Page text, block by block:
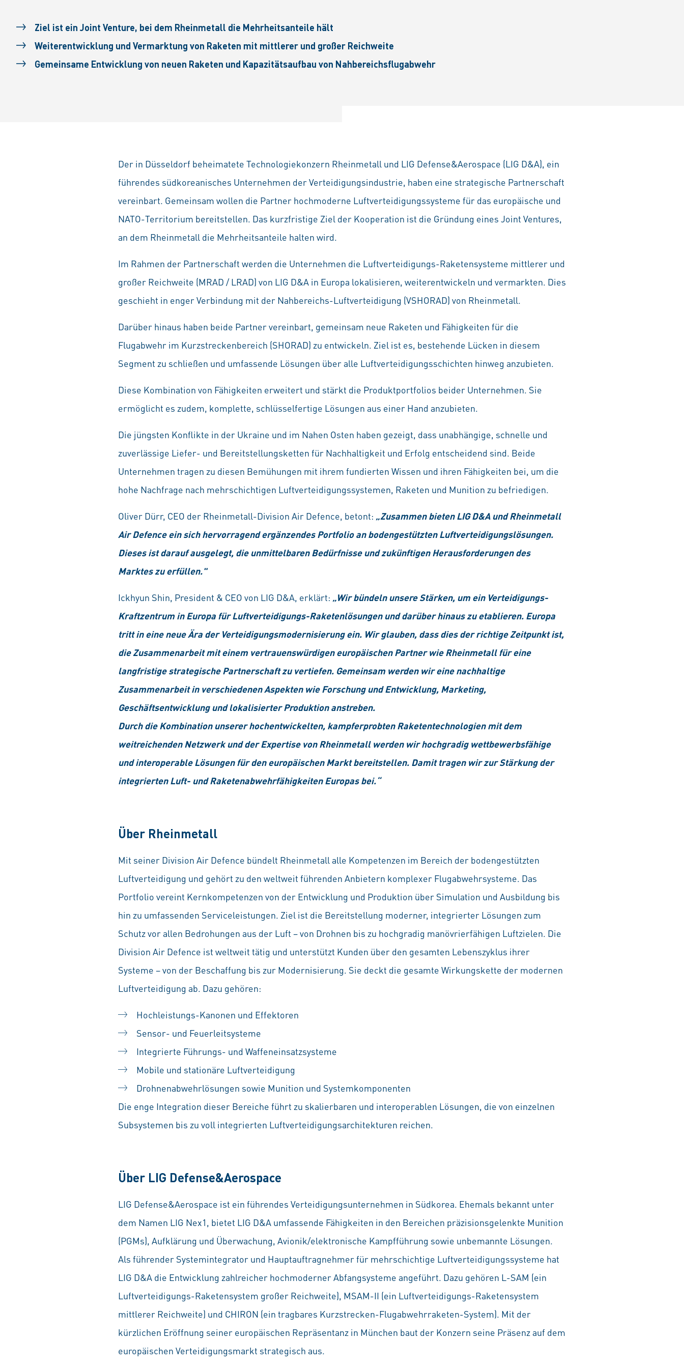
Ziel ist ein Joint Venture, bei dem Rheinmetall die Mehrheitsanteile hält
Weiterentwicklung und Vermarktung von Raketen mit mittlerer und großer Reichweite
Gemeinsame Entwicklung von neuen Raketen und Kapazitätsaufbau von Nahbereichsflugabwehr
Der in Düsseldorf beheimatete Technologiekonzern Rheinmetall und LIG Defense&Aerospace (LIG D&A), ein
führendes südkoreanisches Unternehmen der Verteidigungsindustrie, haben eine strategische Partnerschaft
vereinbart. Gemeinsam wollen die Partner hochmoderne Luftverteidigungssysteme für das europäische und
NATO-Territorium bereitstellen. Das kurzfristige Ziel der Kooperation ist die Gründung eines Joint Ventures,
an dem Rheinmetall die Mehrheitsanteile halten wird.
Im Rahmen der Partnerschaft werden die Unternehmen die Luftverteidigungs-Raketensysteme mittlerer und
großer Reichweite (MRAD / LRAD) von LIG D&A in Europa lokalisieren, weiterentwickeln und vermarkten. Dies
geschieht in enger Verbindung mit der Nahbereichs-Luftverteidigung (VSHORAD) von Rheinmetall.
Darüber hinaus haben beide Partner vereinbart, gemeinsam neue Raketen und Fähigkeiten für die
Flugabwehr im Kurzstreckenbereich (SHORAD) zu entwickeln. Ziel ist es, bestehende Lücken in diesem
Segment zu schließen und umfassende Lösungen über alle Luftverteidigungsschichten hinweg anzubieten.
Diese Kombination von Fähigkeiten erweitert und stärkt die Produktportfolios beider Unternehmen. Sie
ermöglicht es zudem, komplette, schlüsselfertige Lösungen aus einer Hand anzubieten.
Die jüngsten Konflikte in der Ukraine und im Nahen Osten haben gezeigt, dass unabhängige, schnelle und
zuverlässige Liefer- und Bereitstellungsketten für Nachhaltigkeit und Erfolg entscheidend sind. Beide
Unternehmen tragen zu diesen Bemühungen mit ihrem fundierten Wissen und ihren Fähigkeiten bei, um die
hohe Nachfrage nach mehrschichtigen Luftverteidigungssystemen, Raketen und Munition zu befriedigen.
Oliver Dürr, CEO der Rheinmetall-Division Air Defence, betont: „Zusammen bieten LIG D&A und Rheinmetall
Air Defence ein sich hervorragend ergänzendes Portfolio an bodengestützten Luftverteidigungslösungen.
Dieses ist darauf ausgelegt, die unmittelbaren Bedürfnisse und zukünftigen Herausforderungen des
Marktes zu erfüllen."
Ickhyun Shin, President & CEO von LIG D&A, erklärt: „Wir bündeln unsere Stärken, um ein Verteidigungs-
Kraftzentrum in Europa für Luftverteidigungs-Raketenlösungen und darüber hinaus zu etablieren. Europa
tritt in eine neue Ära der Verteidigungsmodernisierung ein. Wir glauben, dass dies der richtige Zeitpunkt ist,
die Zusammenarbeit mit einem vertrauenswürdigen europäischen Partner wie Rheinmetall für eine
langfristige strategische Partnerschaft zu vertiefen. Gemeinsam werden wir eine nachhaltige
Zusammenarbeit in verschiedenen Aspekten wie Forschung und Entwicklung, Marketing,
Geschäftsentwicklung und lokalisierter Produktion anstreben.
Durch die Kombination unserer hochentwickelten, kampferprobten Raketentechnologien mit dem
weitreichenden Netzwerk und der Expertise von Rheinmetall werden wir hochgradig wettbewerbsfähige
und interoperable Lösungen für den europäischen Markt bereitstellen. Damit tragen wir zur Stärkung der
integrierten Luft- und Raketenabwehrfähigkeiten Europas bei.“
Über Rheinmetall
Mit seiner Division Air Defence bündelt Rheinmetall alle Kompetenzen im Bereich der bodengestützten
Luftverteidigung und gehört zu den weltweit führenden Anbietern komplexer Flugabwehrsysteme. Das
Portfolio vereint Kernkompetenzen von der Entwicklung und Produktion über Simulation und Ausbildung bis
hin zu umfassenden Serviceleistungen. Ziel ist die Bereitstellung moderner, integrierter Lösungen zum
Schutz vor allen Bedrohungen aus der Luft – von Drohnen bis zu hochgradig manövrierfähigen Luftzielen. Die
Division Air Defence ist weltweit tätig und unterstützt Kunden über den gesamten Lebenszyklus ihrer
Systeme – von der Beschaffung bis zur Modernisierung. Sie deckt die gesamte Wirkungskette der modernen
Luftverteidigung ab. Dazu gehören:
Hochleistungs-Kanonen und Effektoren
Sensor- und Feuerleitsysteme
Integrierte Führungs- und Waffeneinsatzsysteme
Mobile und stationäre Luftverteidigung
Drohnenabwehrlösungen sowie Munition und Systemkomponenten
Die enge Integration dieser Bereiche führt zu skalierbaren und interoperablen Lösungen, die von einzelnen
Subsystemen bis zu voll integrierten Luftverteidigungsarchitekturen reichen.
Über LIG Defense&Aerospace
LIG Defense&Aerospace ist ein führendes Verteidigungsunternehmen in Südkorea. Ehemals bekannt unter
dem Namen LIG Nex1, bietet LIG D&A umfassende Fähigkeiten in den Bereichen präzisionsgelenkte Munition
(PGMs), Aufklärung und Überwachung, Avionik/elektronische Kampfführung sowie unbemannte Lösungen.
Als führender Systemintegrator und Hauptauftragnehmer für mehrschichtige Luftverteidigungssysteme hat
LIG D&A die Entwicklung zahlreicher hochmoderner Abfangsysteme angeführt. Dazu gehören L-SAM (ein
Luftverteidigungs-Raketensystem großer Reichweite), MSAM-II (ein Luftverteidigungs-Raketensystem
mittlerer Reichweite) und CHIRON (ein tragbares Kurzstrecken-Flugabwehrraketen-System). Mit der
kürzlichen Eröffnung seiner europäischen Repräsentanz in München baut der Konzern seine Präsenz auf dem
europäischen Verteidigungsmarkt strategisch aus.